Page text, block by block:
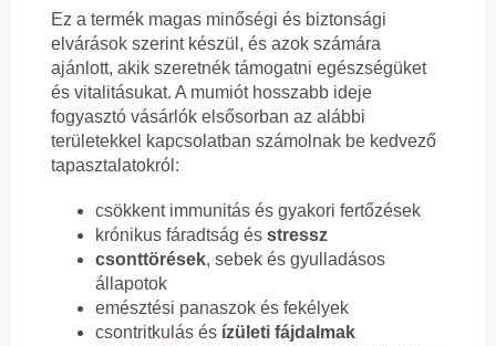
Ez a termék magas minőségi és biztonsági
elvárások szerint készül, és azok számára
ajánlott, akik szeretnék támogatni egészségüket
és vitalitásukat. A mumiót hosszabb ideje
fogyasztó vásárlók elsősorban az alábbi
területekkel kapcsolatban számolnak be kedvező
tapasztalatokról:
csökkent immunitás és gyakori fertőzések
krónikus fáradtság és stressz
csonttörések, sebek és gyulladásos
állapotok
emésztési panaszok és fekélyek
csontritkulás és ízületi fájdalmak